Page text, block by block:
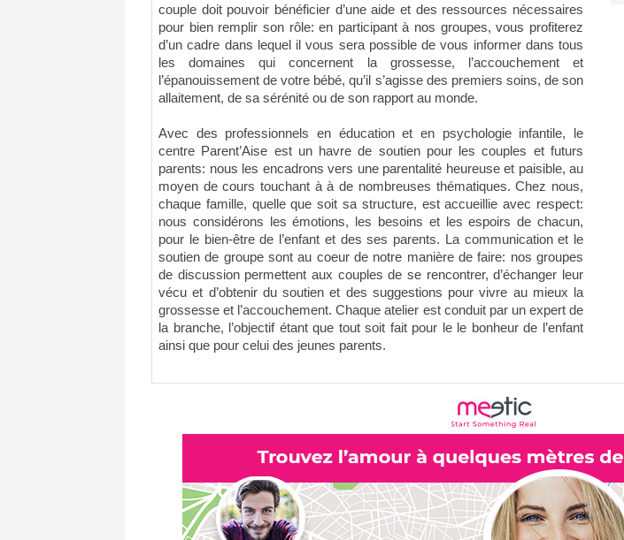
couple doit pouvoir bénéficier d’une aide et des ressources nécessaires
pour bien remplir son rôle: en participant à nos groupes, vous profiterez
d’un cadre dans lequel il vous sera possible de vous informer dans tous
les domaines qui concernent la grossesse, l’accouchement et
l’épanouissement de votre bébé, qu’il s’agisse des premiers soins, de son
allaitement, de sa sérénité ou de son rapport au monde.
Avec des professionnels en éducation et en psychologie infantile, le
centre Parent’Aise est un havre de soutien pour les couples et futurs
parents: nous les encadrons vers une parentalité heureuse et paisible, au
moyen de cours touchant à à de nombreuses thématiques. Chez nous,
chaque famille, quelle que soit sa structure, est accueillie avec respect:
nous considérons les émotions, les besoins et les espoirs de chacun,
pour le bien-être de l’enfant et des ses parents. La communication et le
soutien de groupe sont au coeur de notre manière de faire: nos groupes
de discussion permettent aux couples de se rencontrer, d’échanger leur
vécu et d’obtenir du soutien et des suggestions pour vivre au mieux la
grossesse et l’accouchement. Chaque atelier est conduit par un expert de
la branche, l’objectif étant que tout soit fait pour le le bonheur de l’enfant
ainsi que pour celui des jeunes parents.